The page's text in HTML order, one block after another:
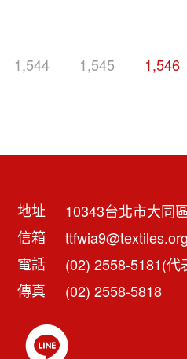
倫敦時裝週公布暫定日程表
1,544 1,545 1,546
地址
10343台北市大同
信箱
電話
(02) 2558-5181(代
傳真
(02) 2558-5818